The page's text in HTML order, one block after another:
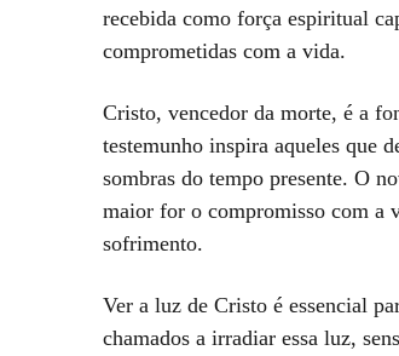
recebida como força espiritual
comprometidas com a vida.
Cristo, vencedor da morte, é a
testemunho inspira aqueles que
sombras do tempo presente. O
maior for o compromisso com a
sofrimento.
Ver a luz de Cristo é essencial
chamados a irradiar essa luz,